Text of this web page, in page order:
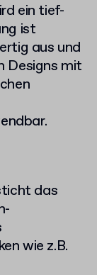
ein tief-
ist
aus und
Designs mit
das
wie z.B.